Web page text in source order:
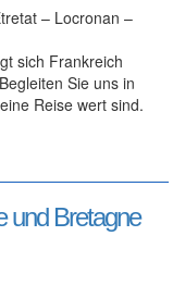
– Locronan –
sich Frankreich
Sie uns in
Reise wert sind.
und Bretagne